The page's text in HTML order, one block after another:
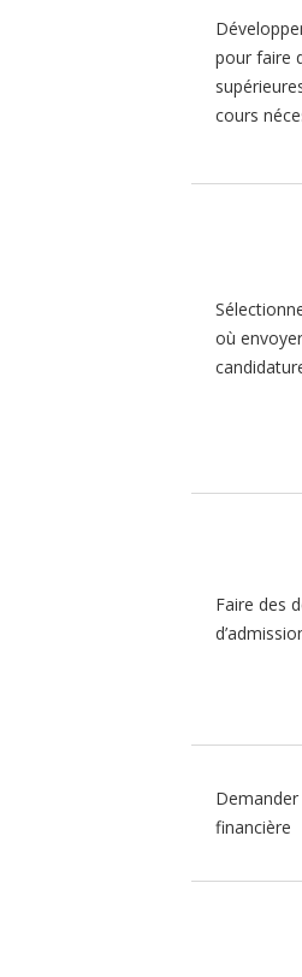
pour faire
cours
où
Faire des
financière